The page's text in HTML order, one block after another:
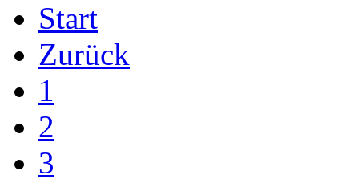
Start
Zurück
1
2
3